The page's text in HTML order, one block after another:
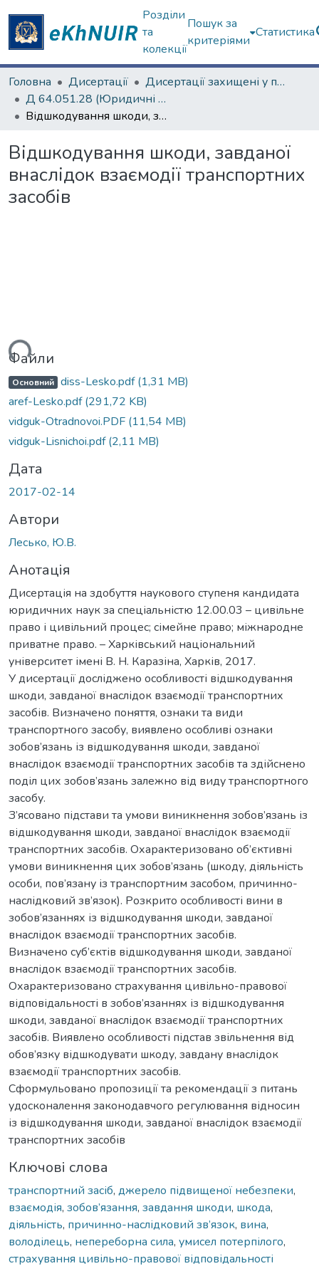
Розділи
та
колекції
Пошук за
критеріями
Статистика
Головна Дисертації
Дисертації захищені у постійних радах
Д 64.051.28 (Юридичні науки)
Відшкодування шкоди, завданої внаслідок взаємодії транспортних засобів
Відшкодування шкоди, завданої
внаслідок взаємодії транспортних
засобів
Файли
Основний diss-Lesko.pdf(1,31 MB)
aref-Lesko.pdf(291,72 KB)
vidguk-Otradnovoi.PDF (11,54 MB)
vidguk-Lisnichoi.pdf(2,11 MB)
Дата
2017-02-14
Автори
Лесько, Ю.В.
Анотація
Дисертація на здобуття наукового ступеня кандидата
юридичних наук за спеціальністю 12.00.03 – цивільне
право і цивільний процес; сімейне право; міжнародне
приватне право. – Харківський національний
університет імені В. Н. Каразіна, Харків, 2017.
У дисертації досліджено особливості відшкодування
шкоди, завданої внаслідок взаємодії транспортних
засобів. Визначено поняття, ознаки та види
транспортного засобу, виявлено особливі ознаки
зобов’язань із відшкодування шкоди, завданої
внаслідок взаємодії транспортних засобів та здійснено
поділ цих зобов’язань залежно від виду транспортного
засобу.
З’ясовано підстави та умови виникнення зобов’язань із
відшкодування шкоди, завданої внаслідок взаємодії
транспортних засобів. Охарактеризовано об’єктивні
умови виникнення цих зобов’язань (шкоду, діяльність
особи, пов’язану із транспортним засобом, причинно-
наслідковий зв’язок). Розкрито особливості вини в
зобов’язаннях із відшкодування шкоди, завданої
внаслідок взаємодії транспортних засобів.
Визначено суб’єктів відшкодування шкоди, завданої
внаслідок взаємодії транспортних засобів.
Охарактеризовано страхування цивільно-правової
відповідальності в зобов’язаннях із відшкодування
шкоди, завданої внаслідок взаємодії транспортних
засобів. Виявлено особливості підстав звільнення від
обов’язку відшкодувати шкоду, завдану внаслідок
взаємодії транспортних засобів.
Сформульовано пропозиції та рекомендації з питань
удосконалення законодавчого регулювання відносин
із відшкодування шкоди, завданої внаслідок взаємодії
транспортних засобів
Ключові слова
транспортний засіб, джерело підвищеної небезпеки,
взаємодія, зобов’язання, завдання шкоди, шкода,
діяльність, причинно-наслідковий зв’язок, вина,
володілець, непереборна сила, умисел потерпілого,
страхування цивільно-правової відповідальності